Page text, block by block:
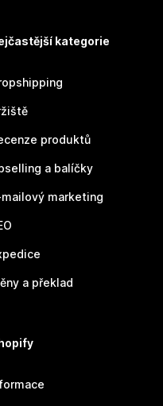
kategorie
produktů
a balíčky
mailový marketing
a překlad